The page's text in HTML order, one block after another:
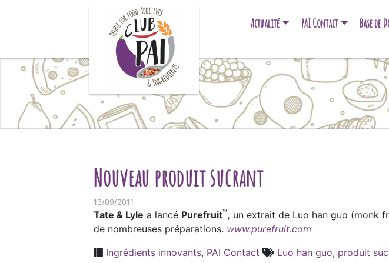
Actualité PAI Contact Base de
Nouveau produit sucrant
13/09/2011
Tate & Lyle a lancé Purefruit™, un extrait de Luo han guo (monk
de nombreuses préparations. www.purefruit.com
Ingrédients innovants, PAI Contact Luo han guo, produit